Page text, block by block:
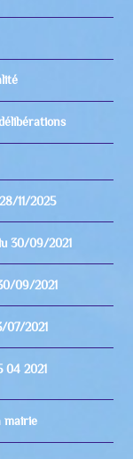
11/2025
30/09/2021
09/2021
07/2021
04 2021
mairie